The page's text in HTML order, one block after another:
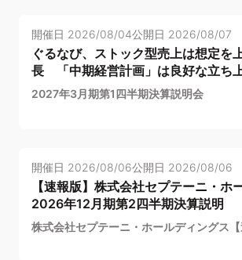
開催日 2026/08/04公開日 2026/08/07
ぐるなび、ストック型売上は想定を
長 「中期経営計画」は良好な立ち
2027年3月期第1四半期決算説明会
開催日 2026/08/06公開日 2026/08/06
【速報版】株式会社セプテーニ・ホ
2026年12月期第2四半期決算説明
株式会社セプテーニ・ホールディングス【